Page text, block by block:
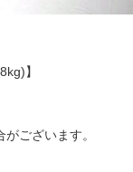
】
ございます。